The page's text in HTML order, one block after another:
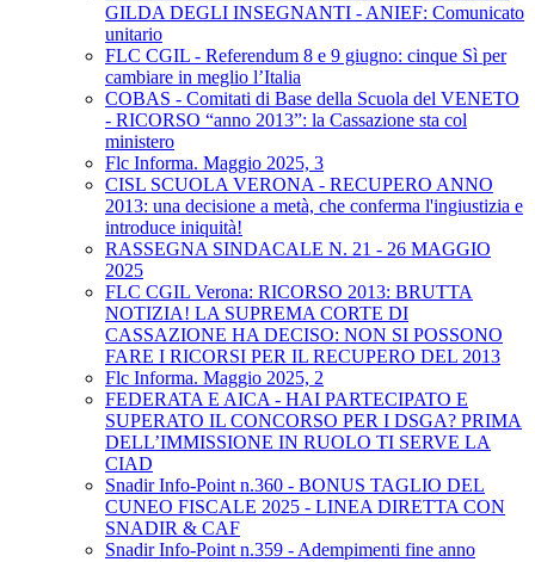
GILDA DEGLI INSEGNANTI - ANIEF: Comunicato
unitario
FLC CGIL - Referendum 8 e 9 giugno: cinque Sì per
cambiare in meglio l’Italia
COBAS - Comitati di Base della Scuola del VENETO
- RICORSO “anno 2013”: la Cassazione sta col
ministero
Flc Informa. Maggio 2025, 3
CISL SCUOLA VERONA - RECUPERO ANNO
2013: una decisione a metà, che conferma l'ingiustizia e
introduce iniquità!
RASSEGNA SINDACALE N. 21 - 26 MAGGIO
2025
FLC CGIL Verona: RICORSO 2013: BRUTTA
NOTIZIA! LA SUPREMA CORTE DI
CASSAZIONE HA DECISO: NON SI POSSONO
FARE I RICORSI PER IL RECUPERO DEL 2013
Flc Informa. Maggio 2025, 2
FEDERATA E AICA - HAI PARTECIPATO E
SUPERATO IL CONCORSO PER I DSGA? PRIMA
DELL’IMMISSIONE IN RUOLO TI SERVE LA
CIAD
Snadir Info-Point n.360 - BONUS TAGLIO DEL
CUNEO FISCALE 2025 - LINEA DIRETTA CON
SNADIR & CAF
Snadir Info-Point n.359 - Adempimenti fine anno